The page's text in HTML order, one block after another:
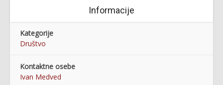
Informacije
Kategorije
Društvo
Kontaktne osebe
Ivan Medved